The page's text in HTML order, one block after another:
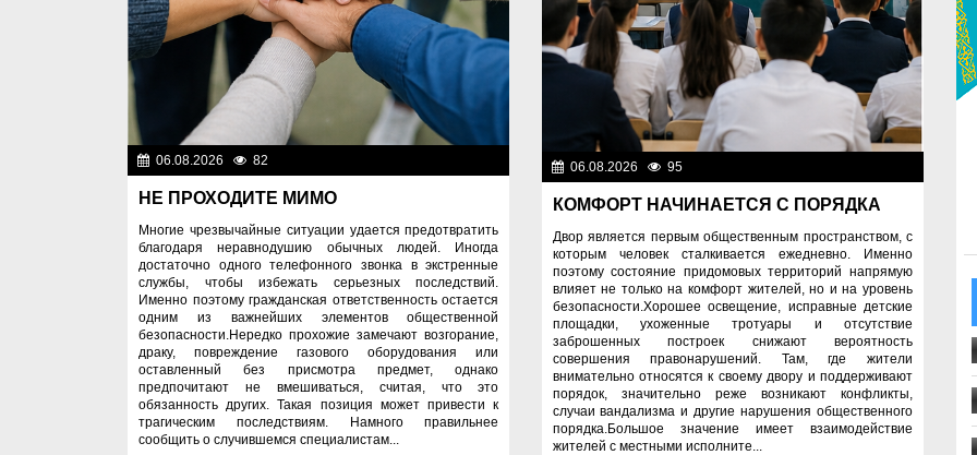
06.08.2026 82
НЕ ПРОХОДИТЕ МИМО
Многие чрезвычайные ситуации удается предотвратить
благодаря неравнодушию обычных людей. Иногда
достаточно одного телефонного звонка в экстренные
службы, чтобы избежать серьезных последствий.
Именно поэтому гражданская ответственность остается
одним из важнейших элементов общественной
безопасности.Нередко прохожие замечают возгорание,
драку, повреждение газового оборудования или
оставленный без присмотра предмет, однако
предпочитают не вмешиваться, считая, что это
обязанность других. Такая позиция может привести к
трагическим последствиям. Намного правильнее
сообщить о случившемся специалистам...
06.08.2026 95
КОМФОРТ НАЧИНАЕТСЯ С ПОРЯДКА
Двор является первым общественным пространством, с
которым человек сталкивается ежедневно. Именно
поэтому состояние придомовых территорий напрямую
влияет не только на комфорт жителей, но и на уровень
безопасности.Хорошее освещение, исправные детские
площадки, ухоженные тротуары и отсутствие
заброшенных построек снижают вероятность
совершения правонарушений. Там, где жители
внимательно относятся к своему двору и поддерживают
порядок, значительно реже возникают конфликты,
случаи вандализма и другие нарушения общественного
порядка.Большое значение имеет взаимодействие
жителей с местными исполните...